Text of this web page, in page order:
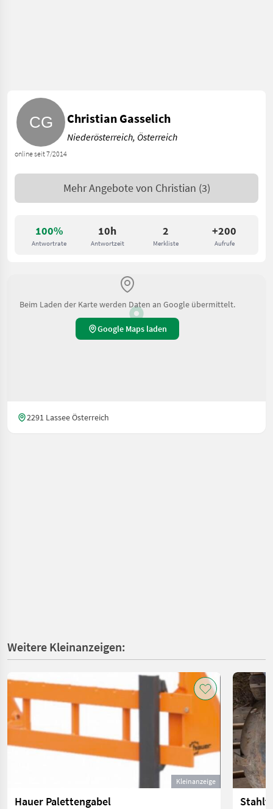
100%
Antwortrate
10h
Antwortzeit
2
Merkliste
+200
Aufrufe
online seit 7/2014
Christian Gasselich
Niederösterreich, Österreich
Mehr Angebote von Christian (3)
Beim Laden der Karte werden Daten an Google übermittelt.
Google Maps laden
2291 Lassee Österreich
Weitere Kleinanzeigen:
Kleinanzeige
Hauer Palettengabel